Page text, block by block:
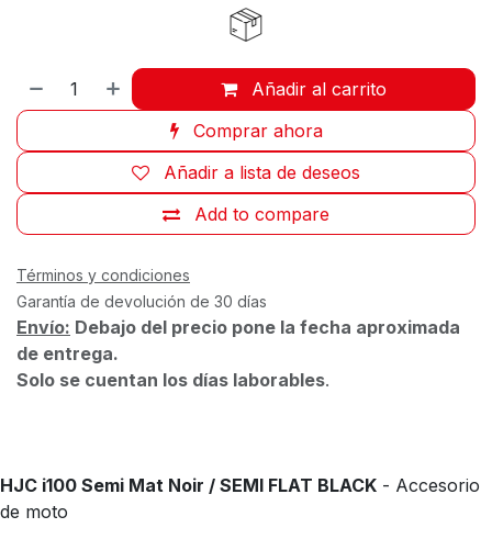
Añadir al carrito
Comprar ahora
Add to compare
Añadir a lista de deseos
Términos y condiciones
Garantía de devolución de 30 días
Envío: Debajo del precio pone la fecha aproximada
de entrega.
Solo se cuentan los días laborables.
HJC i100 Semi Mat Noir / SEMI FLAT BLACK - Accesorio
de moto